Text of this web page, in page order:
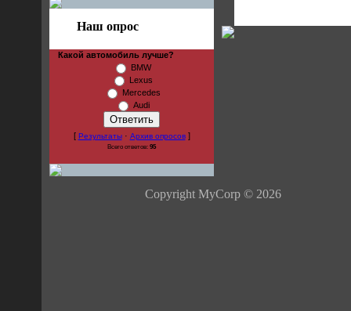
Наш опрос
Какой автомобиль лучше?
BMW
Lexus
Mercedes
Audi
[ Результаты· Архив опросов]
Всего ответов: 95
Copyright MyCorp © 2026